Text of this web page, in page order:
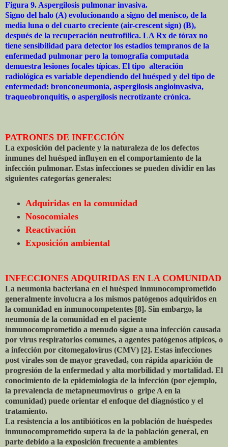
Figura 9. Aspergilosis pulmonar invasiva.
Signo del halo (A) evolucionando a signo del menisco, de la
media luna o del cuarto creciente (air-crescent sign) (B),
después de la recuperación neutrofílica. LA Rx de tórax no
tiene sensibilidad para detector los estadios tempranos de la
enfermedad pulmonar pero la tomografía computada
demuestra lesiones focales típicas. El tipo alteración
radiológica es variable dependiendo del huésped y del tipo de
enfermedad: bronconeumonía, aspergilosis angioinvasiva,
traqueobronquitis, o aspergilosis necrotizante crónica.
PATRONES DE INFECCIÓN
La exposición del paciente y la naturaleza de los defectos
inmunes del huésped influyen en el comportamiento de la
infección pulmonar. Estas infecciones se pueden dividir en las
siguientes categorías generales:
Adquiridas en la comunidad
Nosocomiales
Reactivación
Exposición ambiental
INFECCIONES ADQUIRIDAS EN LA COMUNIDAD
La neumonía bacteriana en el huésped inmunocomprometido
generalmente involucra a los mismos patógenos adquiridos en
la comunidad en inmunocompetentes [8]. Sin embargo, la
neumonía de la comunidad en el paciente
inmunocomprometido a menudo sigue a una infección causada
por virus respiratorios comunes, a agentes patógenos atípicos, o
a infección por citomegalovirus (CMV) [2]. Estas infecciones
post virales son de mayor gravedad, con rápida aparición de
progresión de la enfermedad y alta morbilidad y mortalidad. El
conocimiento de la epidemiología de la infección (por ejemplo,
la prevalencia de metapneumovirus o gripe A en la
comunidad) puede orientar el enfoque del diagnóstico y el
tratamiento.
La resistencia a los antibióticos en la población de huéspedes
inmunocomprometido supera la de la población general, en
parte debido a la exposición frecuente a ambientes